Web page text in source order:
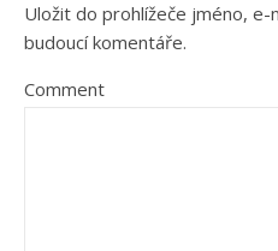
Uložit do prohlížeče jméno,
budoucí komentáře.
Comment